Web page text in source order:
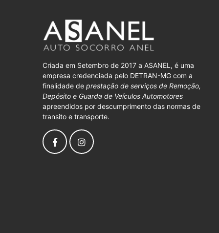
Criada em Setembro de 2017 a ASANEL, é uma
empresa credenciada pelo DETRAN-MG com a
finalidade de prestação de serviços de Remoção,
Depósito e Guarda de Veículos Automotores
apreendidos por descumprimento das normas de
transito e transporte.